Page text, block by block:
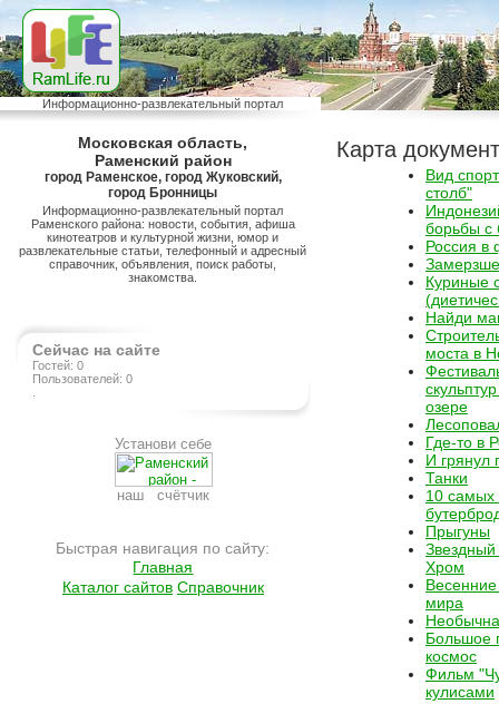
Информационно-развлекательный портал
Московская область,
Раменский район
город Раменское, город Жуковский,
город Бронницы
Информационно-развлекательный портал
Раменского района: новости, события, афиша
кинотеатров и культурной жизни, юмор и
развлекательные статьи, телефонный и адресный
справочник, объявления, поиск работы,
знакомства.
Сейчас на сайте
Гостей: 0
Пользователей: 0
Установи себе
наш счётчик
Быстрая навигация по сайту:
Главная
Каталог сайтов Справочник
Карта
Вид
столб"
борьбы с
Россия в
Куриные
Найди
моста в
озере
Где-то в
И грянул
Танки
10 самых
Прыгуны
Звездный
Хром
мира
Большое
космос
Фильм
кулисами